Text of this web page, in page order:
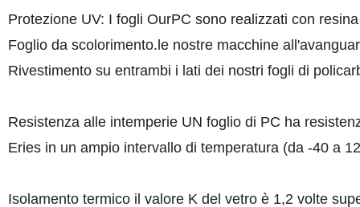
Protezione UV: I fogli OurPC sono realizzati con
Foglio da scolorimento.le nostre macchine
Rivestimento su entrambi i lati dei nostri fogli di
Resistenza alle intemperie UN foglio di PC ha
Eries in un ampio intervallo di temperatura (da -40 a
Isolamento termico il valore K del vetro è 1,2 volte